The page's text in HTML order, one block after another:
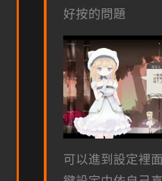
好按的問題
可以進到設定裡